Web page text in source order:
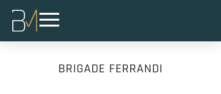
BRIGADE FERRANDI